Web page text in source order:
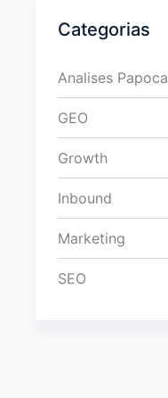
Categorias
Analises Papoca
GEO
Growth
Inbound
Marketing
SEO